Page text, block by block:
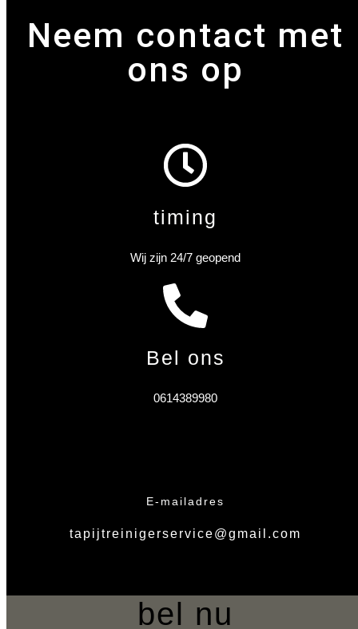
Neem contact met
ons op
timing
Wij zijn 24/7 geopend
Bel ons
0614389980
E-mailadres
tapijtreinigerservice@gmail.com
bel nu